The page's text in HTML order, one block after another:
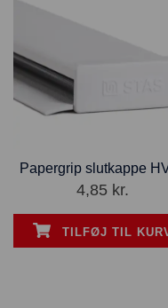
Papergrip slutkappe
4,85 kr.
TILFØJ TIL